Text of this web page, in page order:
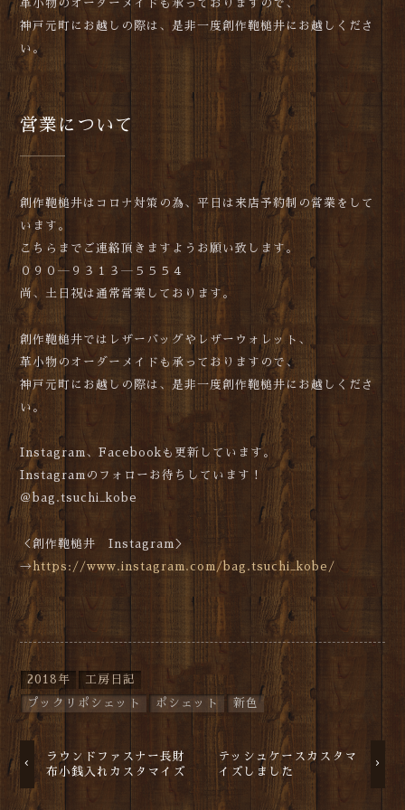
革小物のオーダーメイドも承っておりますので、
神戸元町にお越しの際は、是非一度創作鞄槌井にお越しくださ
い。
営業について
創作鞄槌井はコロナ対策の為、平日は来店予約制の営業をして
います。
こちらまでご連絡頂きますようお願い致します。
０９０―９３１３―５５５４
尚、土日祝は通常営業しております。
創作鞄槌井ではレザーバッグやレザーウォレット、
革小物のオーダーメイドも承っておりますので、
神戸元町にお越しの際は、是非一度創作鞄槌井にお越しくださ
い。
Instagram、Facebookも更新しています。
Instagramのフォローお待ちしています！
＠bag.tsuchi_kobe
＜創作鞄槌井 Instagram＞
→ https://www.instagram.com/bag.tsuchi_kobe/
2018年 工房日記
プックリポシェット ポシェット 新色
ラウンドファスナー長財
布小銭入れカスタマイズ
テッシュケースカスタマ
イズしました